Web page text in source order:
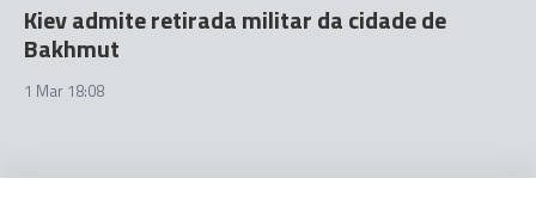
Kiev admite retirada militar da cidade de
Bakhmut
1 Mar 18:08